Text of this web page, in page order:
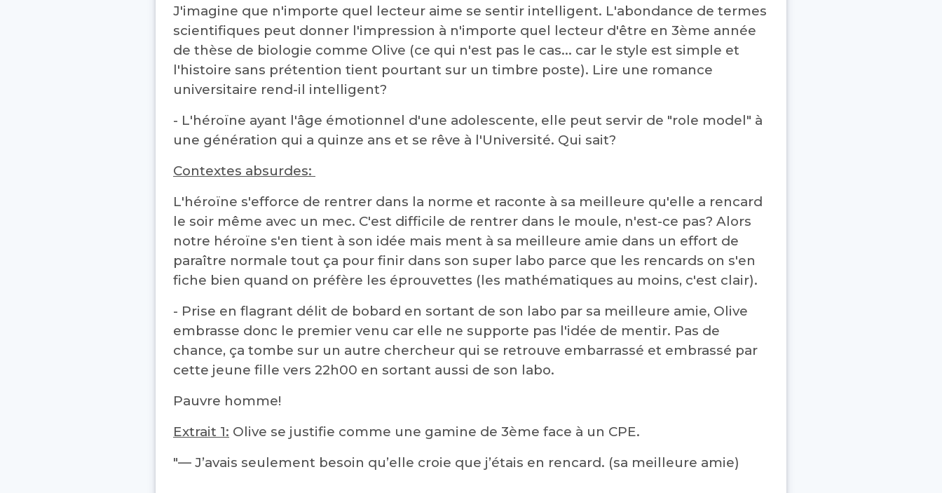
J'imagine que n'importe quel lecteur aime se sentir intelligent. L'abondance de termes
scientifiques peut donner l'impression à n'importe quel lecteur d'être en 3ème année
de thèse de biologie comme Olive (ce qui n'est pas le cas... car le style est simple et
l'histoire sans prétention tient pourtant sur un timbre poste). Lire une romance
universitaire rend-il intelligent?
- L'héroïne ayant l'âge émotionnel d'une adolescente, elle peut servir de "role model" à
une génération qui a quinze ans et se rêve à l'Université. Qui sait?
Contextes absurdes:
L'héroïne s'efforce de rentrer dans la norme et raconte à sa meilleure qu'elle a rencard
le soir même avec un mec. C'est difficile de rentrer dans le moule, n'est-ce pas? Alors
notre héroïne s'en tient à son idée mais ment à sa meilleure amie dans un effort de
paraître normale tout ça pour finir dans son super labo parce que les rencards on s'en
fiche bien quand on préfère les éprouvettes (les mathématiques au moins, c'est clair).
- Prise en flagrant délit de bobard en sortant de son labo par sa meilleure amie, Olive
embrasse donc le premier venu car elle ne supporte pas l'idée de mentir. Pas de
chance, ça tombe sur un autre chercheur qui se retrouve embarrassé et embrassé par
cette jeune fille vers 22h00 en sortant aussi de son labo.
Pauvre homme!
Extrait 1: Olive se justifie comme une gamine de 3ème face à un CPE.
"— J’avais seulement besoin qu’elle croie que j’étais en rencard. (sa meilleure amie)